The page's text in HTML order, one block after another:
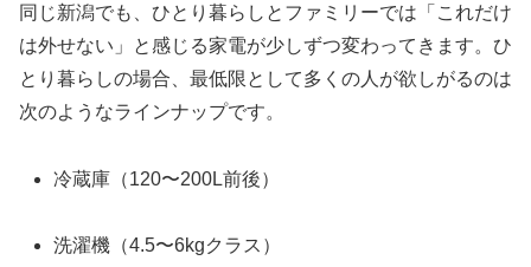
同じ新潟でも、ひとり暮らしとファミリーでは「これだけ
は外せない」と感じる家電が少しずつ変わってきます。ひ
とり暮らしの場合、最低限として多くの人が欲しがるのは
次のようなラインナップです。
冷蔵庫（120〜200L前後）
洗濯機（4.5〜6kgクラス）